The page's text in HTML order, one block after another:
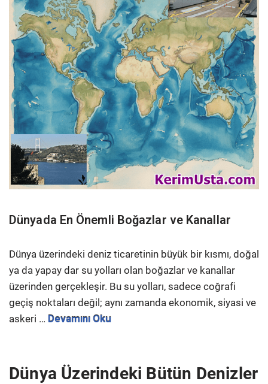
Dünyada En Önemli Boğazlar ve Kanallar
Dünya üzerindeki deniz ticaretinin büyük bir kısmı, doğal
ya da yapay dar su yolları olan boğazlar ve kanallar
üzerinden gerçekleşir. Bu su yolları, sadece coğrafi
geçiş noktaları değil; aynı zamanda ekonomik, siyasi ve
askeri … Devamını Oku
Dünya Üzerindeki Bütün Denizler